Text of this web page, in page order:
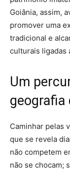
Goiânia, assim,
promover uma
tradicional e
culturais ligadas
Um
geografia
Caminhar pelas
que se revela
não competem
não se chocam;